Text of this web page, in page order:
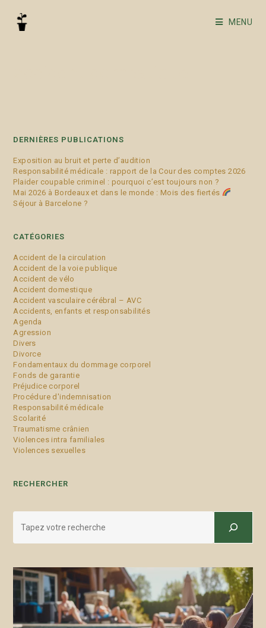
MENU
DERNIÈRES PUBLICATIONS
Exposition au bruit et perte d’audition
Responsabilité médicale : rapport de la Cour des comptes 2026
Plaider coupable criminel : pourquoi c’est toujours non ?
Mai 2026 à Bordeaux et dans le monde : Mois des fiertés
Séjour à Barcelone ?
CATÉGORIES
Accident de la circulation
Accident de la voie publique
Accident de vélo
Accident domestique
Accident vasculaire cérébral – AVC
Accidents, enfants et responsabilités
Agenda
Agression
Divers
Divorce
Fondamentaux du dommage corporel
Fonds de garantie
Préjudice corporel
Procédure d'indemnisation
Responsabilité médicale
Scolarité
Traumatisme crânien
Violences intra familiales
Violences sexuelles
RECHERCHER